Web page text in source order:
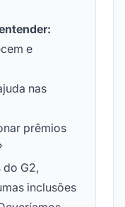
e
nas
prêmios
do G2,
inclusões